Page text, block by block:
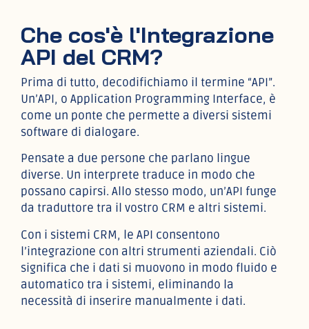
Che cos'è l'Integrazione
API del CRM?
Prima di tutto, decodifichiamo il termine “API”.
Un’API, o Application Programming Interface, è
come un ponte che permette a diversi sistemi
software di dialogare.
Pensate a due persone che parlano lingue
diverse. Un interprete traduce in modo che
possano capirsi. Allo stesso modo, un’API funge
da traduttore tra il vostro CRM e altri sistemi.
Con i sistemi CRM, le API consentono
l’integrazione con altri strumenti aziendali. Ciò
significa che i dati si muovono in modo fluido e
automatico tra i sistemi, eliminando la
necessità di inserire manualmente i dati.